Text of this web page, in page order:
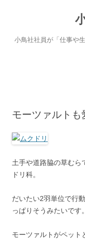
小鳥社社員が「仕事や
モーツァルトも
土手や道路脇の草むら
ドリ科。
だいたい2羽単位で行
っぱりそうみたいです。
モーツァルトがペット